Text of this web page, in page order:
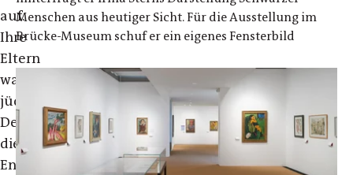
auf.
Ihre
Eltern
waren
jüdische
Deutsche,
die
Ende
Menschen aus heutiger Sicht. Für die Ausstellung im
Brücke-Museum schuf er ein eigenes Fensterbild